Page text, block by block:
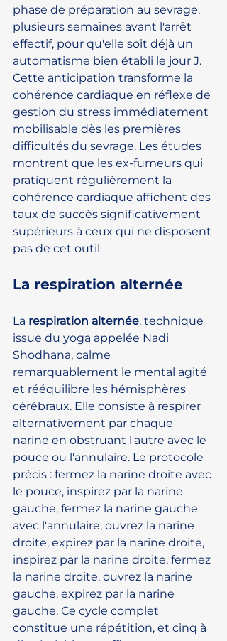
phase de préparation au sevrage,
plusieurs semaines avant l'arrêt
effectif, pour qu'elle soit déjà un
automatisme bien établi le jour J.
Cette anticipation transforme la
cohérence cardiaque en réflexe de
gestion du stress immédiatement
mobilisable dès les premières
difficultés du sevrage. Les études
montrent que les ex-fumeurs qui
pratiquent régulièrement la
cohérence cardiaque affichent des
taux de succès significativement
supérieurs à ceux qui ne disposent
pas de cet outil.
La respiration alternée
La respiration alternée, technique
issue du yoga appelée Nadi
Shodhana, calme
remarquablement le mental agité
et rééquilibre les hémisphères
cérébraux. Elle consiste à respirer
alternativement par chaque
narine en obstruant l'autre avec le
pouce ou l'annulaire. Le protocole
précis : fermez la narine droite avec
le pouce, inspirez par la narine
gauche, fermez la narine gauche
avec l'annulaire, ouvrez la narine
droite, expirez par la narine droite,
inspirez par la narine droite, fermez
la narine droite, ouvrez la narine
gauche, expirez par la narine
gauche. Ce cycle complet
constitue une répétition, et cinq à